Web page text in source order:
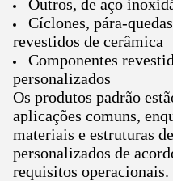
Outros, de aço
Cíclones, pára-
revestidos de cerâmica
Componentes
personalizados
Os produtos padrão
aplicações comuns,
materiais e estruturas
personalizados de
requisitos operacionais.